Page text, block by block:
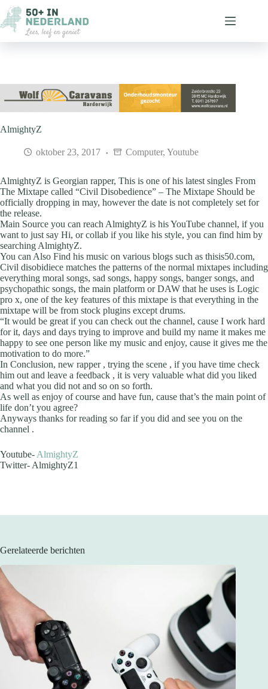
naar
de
inhoud
AlmightyZ
oktober 23, 2017 Computer, Youtube
AlmightyZ is Georgian rapper, This is one of his latest singles From
The Mixtape called “Civil Disobedience” – The Mixtape Should be
officially dropping in may, however the date is not completely set for
the release.
Main Source you can reach AlmightyZ is his YouTube channel, if you
want to just say Hi, or collab if you like his style, you can find him by
searching AlmightyZ.
You can Also Find his music on various blogs such as thisis50.com,
Civil disobidiece matches the patterns of the normal mixtapes including
everything moral songs, sad songs, happy songs, banger songs, and
psychopathic songs, the main platform or DAW that he uses is Logic
pro x, one of the key features of this mixtape is that everything in the
mixtape will be from stock plugins except drums.
“It would be great if you can check out the channel, cause I work hard
for it, days and days trying to improve and build my name it makes me
happy to see one person like my music and enjoy, cause it gives me the
motivation to do more.”
In Conclusion, new rapper , trying the scene , if you have time check
him out and leave a feedback , it is very valuable what did you liked
and what you did not and so on so forth.
As well as enjoy of course and have fun, cause that’s the main point of
life don’t you agree?
Anyways thanks for reading so far if you did and see you on the
channel .
Youtube- AlmightyZ
Twitter- AlmightyZ1
Gerelateerde berichten